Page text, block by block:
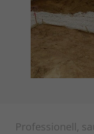
Professionell,